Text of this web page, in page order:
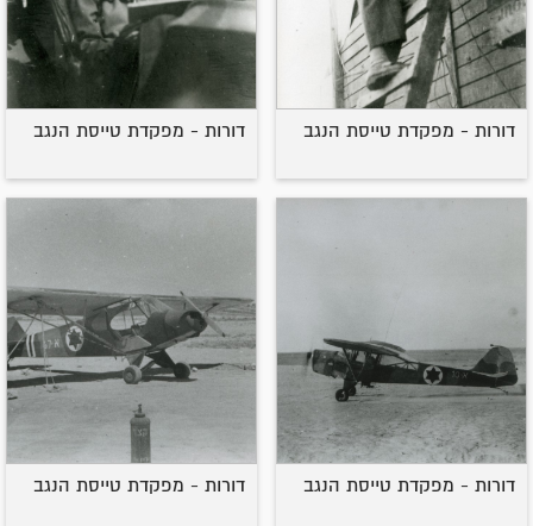
דורות - מפקדת טייסת הנגב דורות - מפקדת טייסת הנגב
דורות - מפקדת טייסת הנגב דורות - מפקדת טייסת הנגב